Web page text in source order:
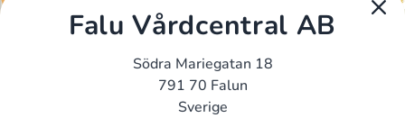
Falu Vårdcentral AB
Södra Mariegatan 18
791 70 Falun
Sverige